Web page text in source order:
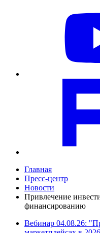
Главная
Пресс-центр
Новости
Привлечение
финансированию
Вебинар 04.08.26: